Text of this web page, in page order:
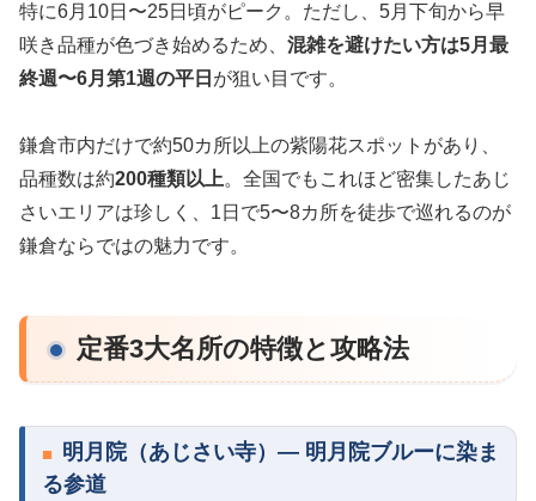
特に6月10日〜25日頃がピーク。ただし、5月下旬から早
咲き品種が色づき始めるため、 混雑を避けたい方は5月最
終週〜6月第1週の平日 が狙い目です。
鎌倉市内だけで約50カ所以上の紫陽花スポットがあり、
品種数は約200種類以上。全国でもこれほど密集したあじ
さいエリアは珍しく、1日で5〜8カ所を徒歩で巡れるのが
鎌倉ならではの魅力です。
定番3大名所の特徴と攻略法
明月院（あじさい寺）— 明月院ブルーに染ま
る参道